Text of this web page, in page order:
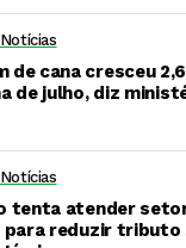
de cana cresceu
de julho, diz
tenta atender
reduzir tributo